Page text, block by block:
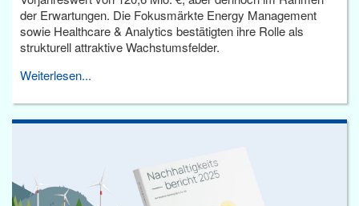
der Erwartungen. Die Fokusmärkte Energy Management
sowie Healthcare & Analytics bestätigten ihre Rolle als
strukturell attraktive Wachstumsfelder.
Weiterlesen...